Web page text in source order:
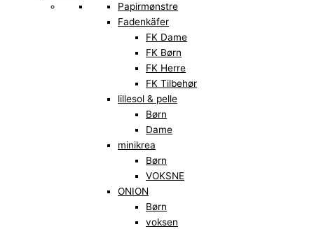
Papirmønstre
Fadenkäfer
FK Dame
FK Børn
FK Herre
FK Tilbehør
lillesol & pelle
Børn
Dame
minikrea
Børn
VOKSNE
ONION
Børn
voksen